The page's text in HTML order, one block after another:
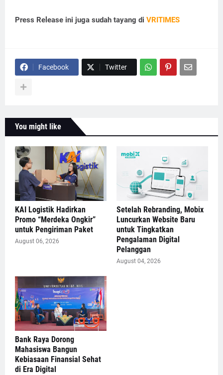
Press Release ini juga sudah tayang di VRITIMES
Facebook Twitter
You might like
KAI Logistik Hadirkan
Promo “Merdeka Ongkir”
untuk Pengiriman Paket
August 06, 2026
Setelah Rebranding, Mobix
Luncurkan Website Baru
untuk Tingkatkan
Pengalaman Digital
Pelanggan
August 04, 2026
Bank Raya Dorong
Mahasiswa Bangun
Kebiasaan Finansial Sehat
di Era Digital